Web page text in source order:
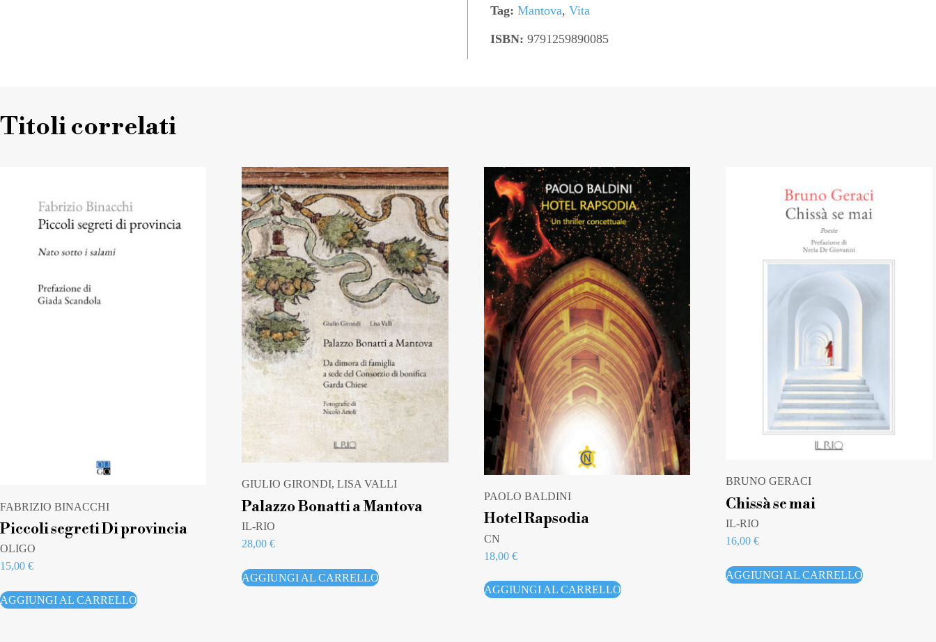
Tag: Mantova, Vita
ISBN: 9791259890085
Titoli correlati
FABRIZIO BINACCHI
Piccoli segreti Di provincia
OLIGO
15,00 €
AGGIUNGI AL CARRELLO
GIULIO GIRONDI, LISA VALLI
Palazzo Bonatti a Mantova
IL-RIO
28,00€
AGGIUNGI AL CARRELLO
PAOLO BALDINI
Hotel Rapsodia
CN
18,00 €
AGGIUNGI AL CARRELLO
BRUNO GERACI
Chissà se mai
IL-RIO
16,00€
AGGIUNGI AL CARRELLO